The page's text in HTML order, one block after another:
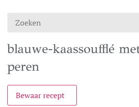
blauwe-kaassoufflé
peren
Bewaar recept